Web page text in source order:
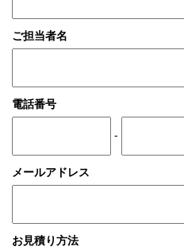
ご担当者名
電話番号
-
メールアドレス
お見積り方法